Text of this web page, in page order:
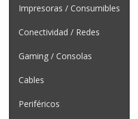
Impresoras / Consumibles
Conectividad / Redes
Gaming / Consolas
Cables
Periféricos